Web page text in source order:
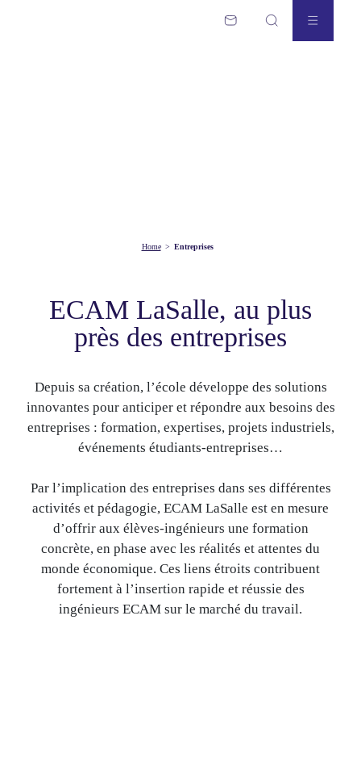
Home > Entreprises
ECAM LaSalle, au plus
près des entreprises
Depuis sa création, l’école développe des solutions
innovantes pour anticiper et répondre aux besoins des
entreprises : formation, expertises, projets industriels,
événements étudiants-entreprises…
Par l’implication des entreprises dans ses différentes
activités et pédagogie, ECAM LaSalle est en mesure
d’offrir aux élèves-ingénieurs une formation
concrète, en phase avec les réalités et attentes du
monde économique. Ces liens étroits contribuent
fortement à l’insertion rapide et réussie des
ingénieurs ECAM sur le marché du travail.